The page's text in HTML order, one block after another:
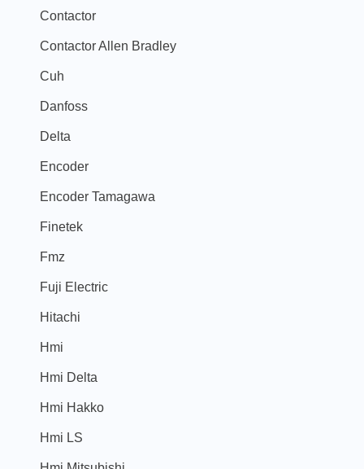
Contactor
Contactor Allen Bradley
Cuh
Danfoss
Delta
Encoder
Encoder Tamagawa
Finetek
Fmz
Fuji Electric
Hitachi
Hmi
Hmi Delta
Hmi Hakko
Hmi LS